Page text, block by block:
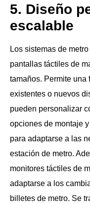
5. Diseño
escalable
Los sistemas de
pantallas táctiles de
tamaños. Permite
existentes o nuevos
pueden personalizar
opciones de montaje
para adaptarse a las
estación de metro.
monitores táctiles de
adaptarse a los
billetes de metro. Se